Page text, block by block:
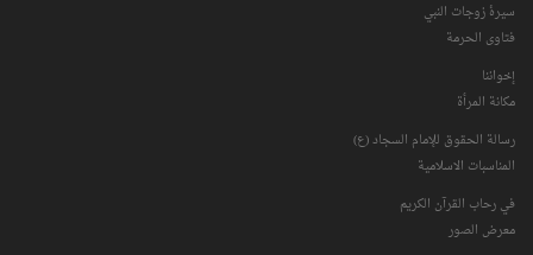
سیرۀ زوجات النبي
فتاوی الحرمة
إخواننا
مكانة‌ المرأة
رسالة الحقوق للإمام السجاد (ع)
المناسبات الاسلامیة
في رحاب القرآن الکریم
معرض الصور